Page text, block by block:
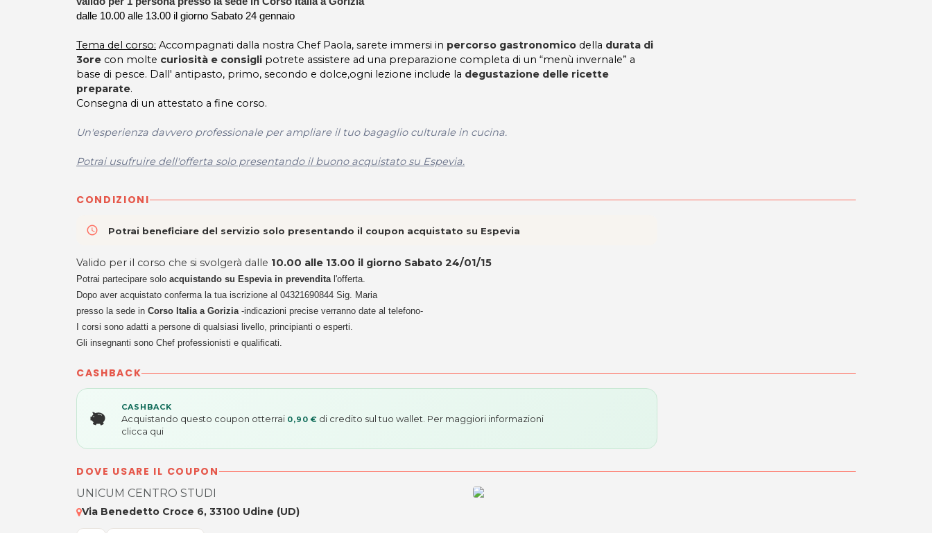
dalle 10.00 alle 13.00 il giorno Sabato 24 gennaio
Tema del corso: Accompagnati dalla nostra Chef Paola, sarete immersi in percorso gastronomico della durata di
3ore con molte curiosità e consigli potrete assistere ad una preparazione completa di un “menù invernale” a
base di pesce. Dall' antipasto, primo, secondo e dolce,ogni lezione include la degustazione delle ricette
preparate.
Consegna di un attestato a fine corso.
Un'esperienza davvero professionale per ampliare il tuo bagaglio culturale in cucina.
Potrai usufruire dell'offerta solo presentando il buono acquistato su Espevia.
CONDIZIONI
access_time Potrai beneficiare del servizio solo presentando il coupon acquistato su Espevia
Valido per il corso che si svolgerà dalle 10.00 alle 13.00 il giorno Sabato 24/01/15
Potrai partecipare solo acquistando su Espevia in prevendital'offerta.
Dopo aver acquistato conferma la tua iscrizione al 04321690844 Sig. Maria
presso la sede in Corso Italia a Gorizia -indicazioni precise verranno date al telefono-
I corsi sono adatti a persone di qualsiasi livello, principianti o esperti.
Gli insegnanti sono Chef professionisti e qualificati.
CASHBACK
CASHBACK
Acquistando questo coupon otterrai 0,90 € di credito sul tuo wallet. Per maggiori informazioni
clicca qui
DOVE USARE IL COUPON
UNICUM CENTRO STUDI
Via Benedetto Croce 6, 33100 Udine (UD)